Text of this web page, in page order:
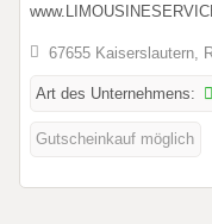
67655 Kaiserslautern,
Art des Unternehmens:
Gutscheinkauf möglich